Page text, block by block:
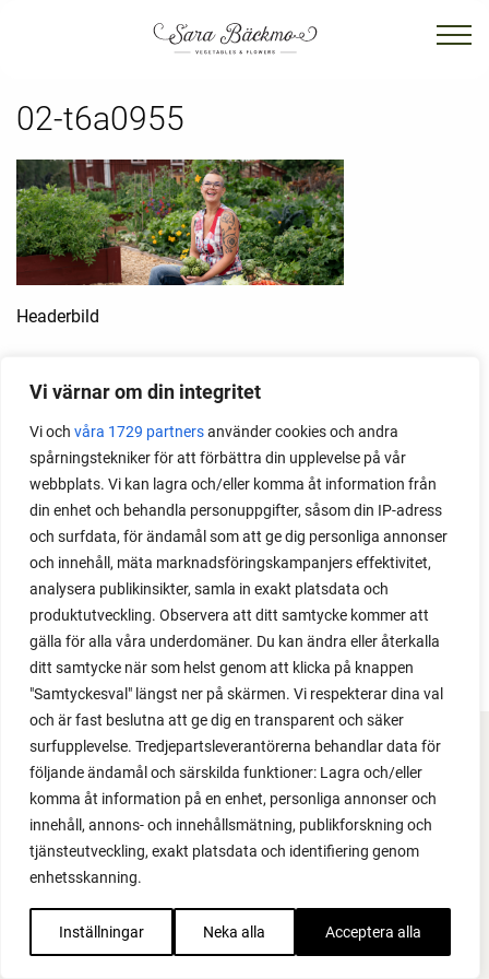
Vi värnar om din integritet
Vi och våra 1729 partnersanvänder cookies och andra
spårningstekniker för att förbättra din upplevelse på vår
webbplats. Vi kan lagra och/eller komma åt information från
din enhet och behandla personuppgifter, såsom din IP-adress
och surfdata, för ändamål som att ge dig personliga annonser
och innehåll, mäta marknadsföringskampanjers effektivitet,
analysera publikinsikter, samla in exakt platsdata och
produktutveckling. Observera att ditt samtycke kommer att
gälla för alla våra underdomäner. Du kan ändra eller återkalla
ditt samtycke när som helst genom att klicka på knappen
"Samtyckesval" längst ner på skärmen. Vi respekterar dina val
och är fast beslutna att ge dig en transparent och säker
surfupplevelse. Tredjepartsleverantörerna behandlar data för
följande ändamål och särskilda funktioner: Lagra och/eller
komma åt information på en enhet, personliga annonser och
innehåll, annons- och innehållsmätning, publikforskning och
tjänsteutveckling, exakt platsdata och identifiering genom
enhetsskanning.
Inställningar Neka alla Acceptera alla
02-t6a0955
Headerbild
FACEBOOK
YOUTUBE